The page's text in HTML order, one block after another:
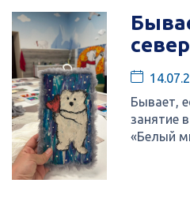
Бывает,
занятие
«Белый